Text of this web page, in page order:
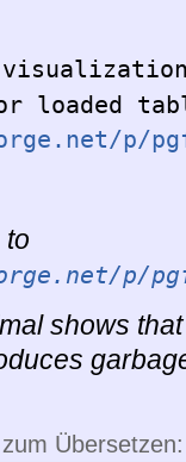
loaded
p/
to
p/
shows
Übersetzen: